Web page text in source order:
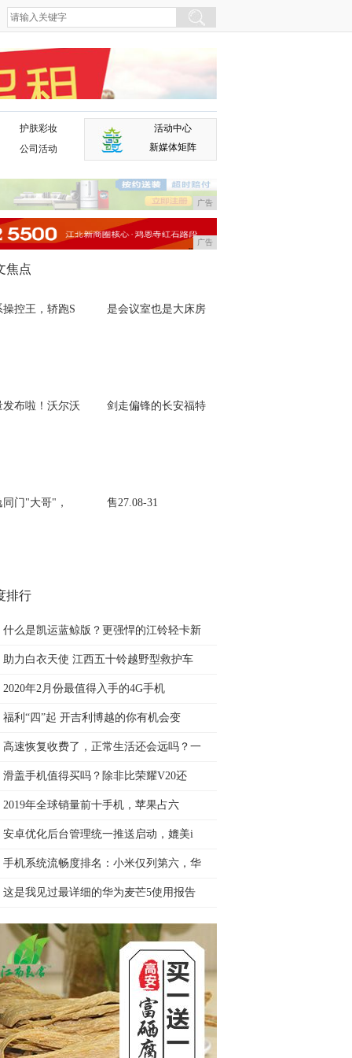
护肤彩妆
公司活动
活动中心
新媒体矩阵
广告
广告
焦点
操控王，轿跑S 是会议室也是大床房
发布啦！沃尔沃 剑走偏锋的长安福特
同门"大哥"， 售27.08-31
排行
什么是凯运蓝鲸版？更强悍的江铃轻卡新
助力白衣天使 江西五十铃越野型救护车
2020年2月份最值得入手的4G手机
福利“四”起 开吉利博越的你有机会变
高速恢复收费了，正常生活还会远吗？一
滑盖手机值得买吗？除非比荣耀V20还
2019年全球销量前十手机，苹果占六
安卓优化后台管理统一推送启动，媲美i
手机系统流畅度排名：小米仅列第六，华
这是我见过最详细的华为麦芒5使用报告